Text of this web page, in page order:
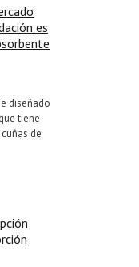
es
diseñado
tiene
de